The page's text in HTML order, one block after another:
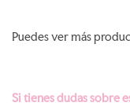
Puedes ver más
Si tienes dudas sobre